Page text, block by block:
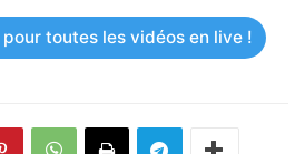
pour toutes les vidéos en live !